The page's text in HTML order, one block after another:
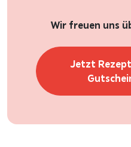
Wir freuen uns
Jetzt